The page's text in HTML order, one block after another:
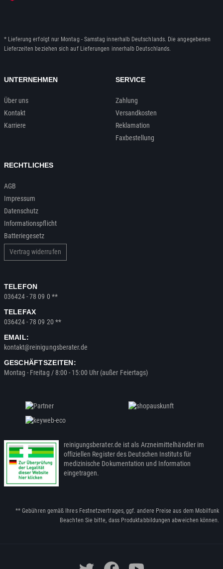
* Lieferung erfolgt nur Montag - Samstag innerhalb Deutschlands. Die angegebenen
Lieferzeiten beziehen sich auf Lieferungen innerhalb Deutschlands.
UNTERNEHMEN
Über uns
Kontakt
Karriere
SERVICE
Zahlung
Versandkosten
Reklamation
Faxbestellung
RECHTLICHES
AGB
Impressum
Datenschutz
Informationspflicht
Batteriegesetz
Vertrag widerrufen
TELEFON
036424 - 78 09 0 **
TELEFAX
036424 - 78 09 20 **
EMAIL:
kontakt@reinigungsberater.de
GESCHÄFTSZEITEN:
Montag - Freitag / 8:00 - 15:00 Uhr (außer Feiertags)
reinigungsberater.de ist als Arzneimittelhändler im
offiziellen Register des Deutschen Instituts für
medizinische Dokumentation und Information
eingetragen.
** Gebühren gemäß Ihres Festnetzvertrages, ggf. andere Preise aus dem Mobilfunk
Beachten Sie bitte, dass Produktabbildungen abweichen können.